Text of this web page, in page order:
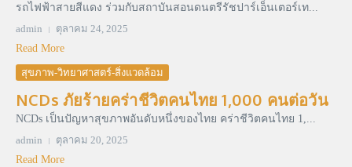
รถไฟฟ้าสายสีแดง ร่วมกับสถาบันสอนดนตรีรัชปาร์เอ็นเตอร์เท...
admin
ตุลาคม 24, 2025
Read More
สุขภาพ-วิทยาศาสตร์-สิ่งแวดล้อม
NCDs ภัยร้ายคร่าชีวิตคนไทย 1,000 คนต่อวัน
NCDs เป็นปัญหาสุขภาพอันดับหนึ่งของไทย คร่าชีวิตคนไทย 1,...
admin
ตุลาคม 20, 2025
Read More